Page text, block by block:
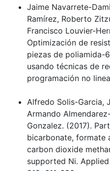
Jaime Navarrete-
Ramírez, Roberto
Francisco Louvier-
Optimización de
piezas de poliamida-
usando técnicas de
programación no
Alfredo Solis-Garcia,
Armando
Gonzalez. (2017).
bicarbonate, formate
carbon dioxide
supported Ni.